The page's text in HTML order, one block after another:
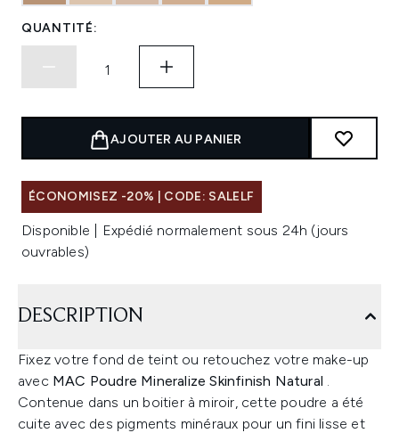
QUANTITÉ:
AJOUTER AU PANIER
ÉCONOMISEZ -20% | CODE: SALELF
Disponible | Expédié normalement sous 24h (jours
ouvrables)
DESCRIPTION
Fixez votre fond de teint ou retouchez votre make-up
avec MAC Poudre Mineralize Skinfinish Natural .
Contenue dans un boitier à miroir, cette poudre a été
cuite avec des pigments minéraux pour un fini lisse et